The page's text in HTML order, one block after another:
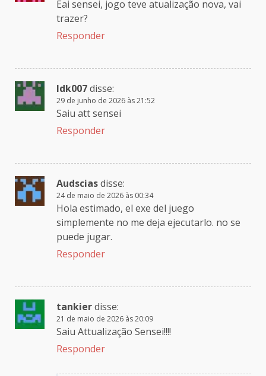
Eai sensei, jogo teve atualização nova, vai
trazer?
Responder
Idk007disse:
29 de junho de 2026 às 21:52
Saiu att sensei
Responder
Audsciasdisse:
24 de maio de 2026 às 00:34
Hola estimado, el exe del juego
simplemente no me deja ejecutarlo. no se
puede jugar.
Responder
tankierdisse:
21 de maio de 2026 às 20:09
Saiu Attualização Sensei!!!!
Responder